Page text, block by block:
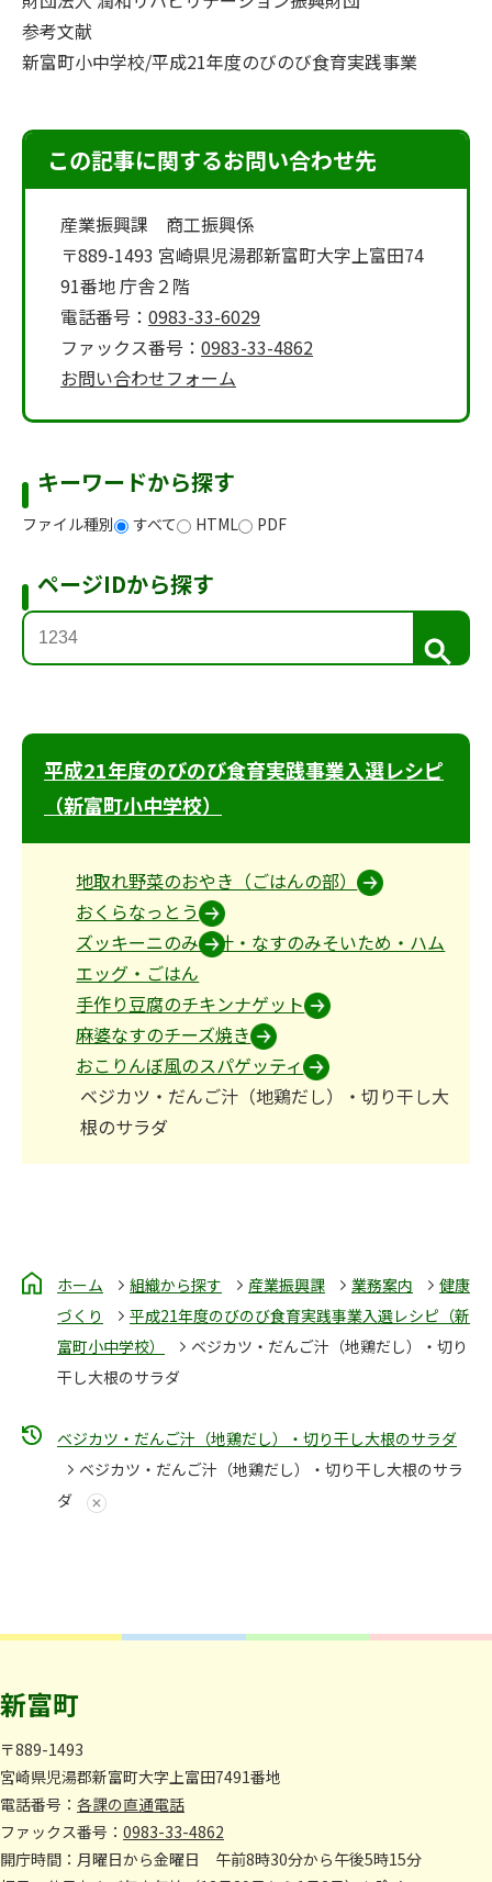
参考文献
新富町小中学校/平成21年度のびのび食育実践事業
この記事に関するお問い合わせ先
産業振興課 商工振興係
〒889-1493 宮崎県児湯郡新富町大字上富田74
91番地 庁舎２階
電話番号： 0983-33-6029
ファックス番号： 0983-33-4862
お問い合わせフォーム
キーワードから探す
ファイル種別 すべて HTML PDF
ページIDから探す
検
索
平成21年度のびのび食育実践事業入選レシピ
（新富町小中学校）
地取れ野菜のおやき（ごはんの部）
おくらなっとう
ズッキーニのみそ汁・なすのみそいため・ハム
エッグ・ごはん
手作り豆腐のチキンナゲット
麻婆なすのチーズ焼き
おこりんぼ風のスパゲッティ
ベジカツ・だんご汁（地鶏だし）・切り干し大
根のサラダ
ホーム 組織から探す 産業振興課 業務案内
健康
づくり
平成21年度のびのび食育実践事業入選レシピ（新
富町小中学校）
ベジカツ・だんご汁（地鶏だし）・切り
干し大根のサラダ
ベジカツ・だんご汁（地鶏だし）・切り干し大根のサラダ
ベジカツ・だんご汁（地鶏だし）・切り干し大根のサラ
ダ
新富町
〒889-1493
宮崎県児湯郡新富町大字上富田7491番地
電話番号： 各課の直通電話
ファックス番号： 0983-33-4862
開庁時間：月曜日から金曜日 午前8時30分から午後5時15分